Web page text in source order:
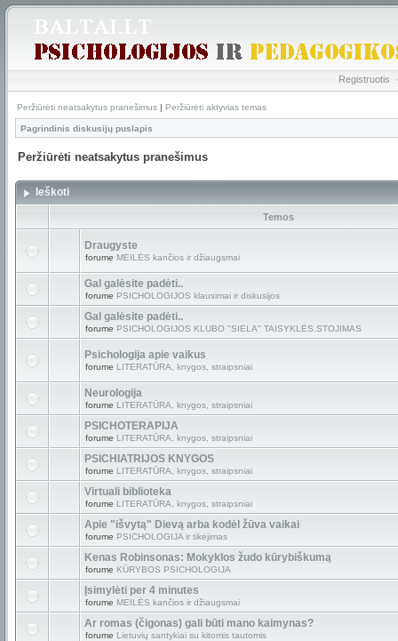
Registruotis
Peržiūrėti neatsakytus pranešimus | Peržiūrėti aktyvias temas
Pagrindinis diskusijų puslapis
Peržiūrėti neatsakytus pranešimus
Ieškoti
Temos
Draugyste
forume MEILĖS kančios ir džiaugsmai
Gal galėsite padėti..
forume PSICHOLOGIJOS klausimai ir diskusijos
Gal galėsite padėti..
forume PSICHOLOGIJOS KLUBO "SIELA" TAISYKLĖS.STOJIMAS
Psichologija apie vaikus
forume LITERATŪRA, knygos, straipsniai
Neurologija
forume LITERATŪRA, knygos, straipsniai
PSICHOTERAPIJA
forume LITERATŪRA, knygos, straipsniai
PSICHIATRIJOS KNYGOS
forume LITERATŪRA, knygos, straipsniai
Virtuali biblioteka
forume LITERATŪRA, knygos, straipsniai
Apie "išvytą" Dievą arba kodėl žūva vaikai
forume PSICHOLOGIJA ir tikėjimas
Kenas Robinsonas: Mokyklos žudo kūrybiškumą
forume KŪRYBOS PSICHOLOGIJA
Įsimylėti per 4 minutes
forume MEILĖS kančios ir džiaugsmai
Ar romas (čigonas) gali būti mano kaimynas?
forume Lietuvių santykiai su kitomis tautomis